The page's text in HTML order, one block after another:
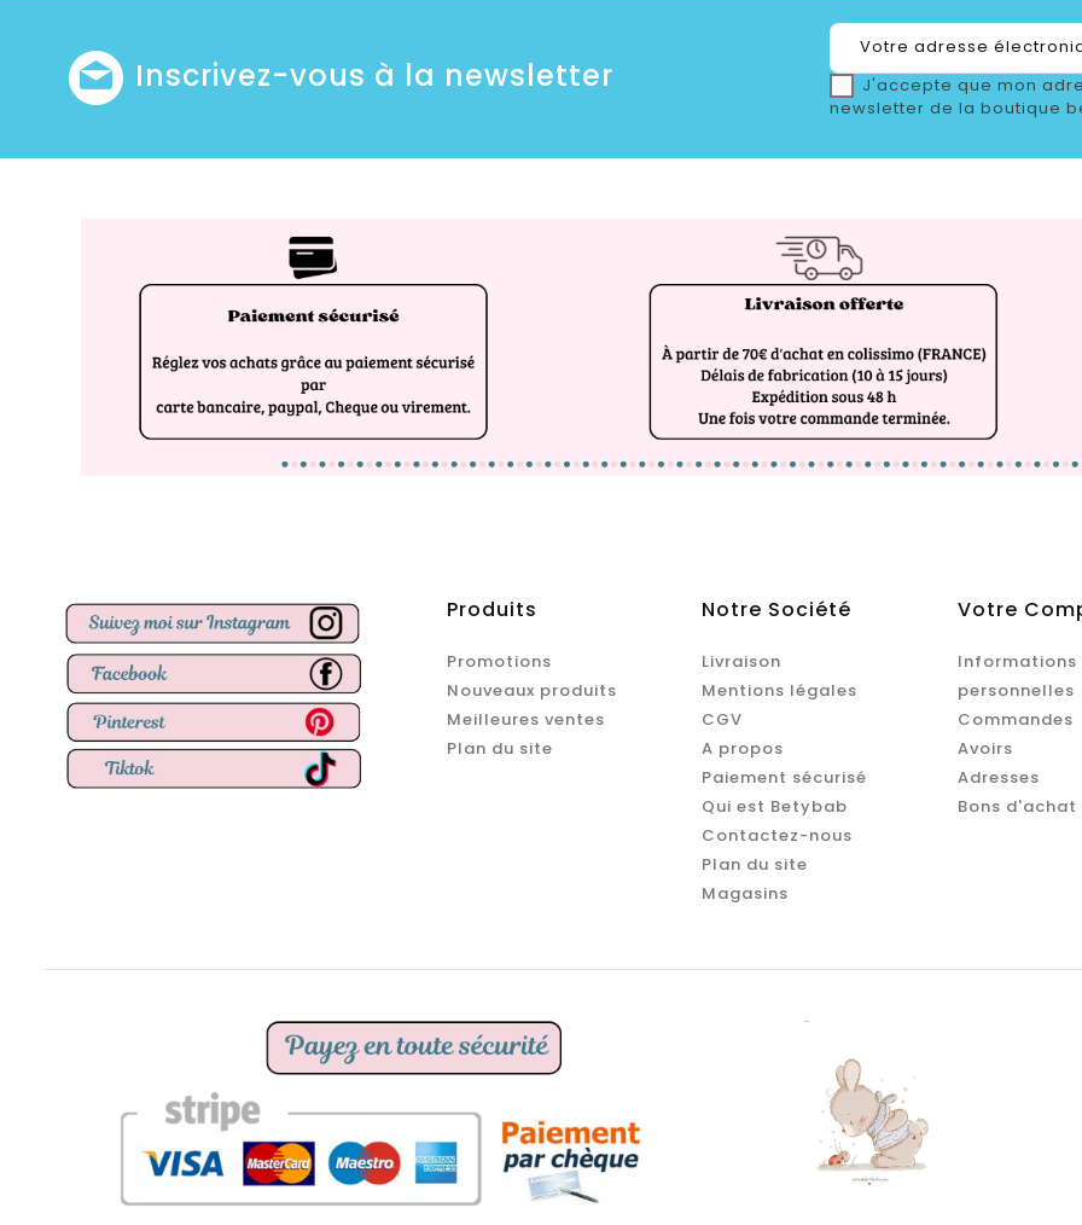
Inscrivez-vous à la newsletter
J'accepte que mon
newsletter de la boutique
Produits
Promotions
Nouveaux produits
Meilleures ventes
Plan du site
Notre Société
Livraison
Mentions légales
CGV
A propos
Paiement sécurisé
Qui est Betybab
Contactez-nous
Plan du site
Magasins
Votre
Informations
personnelles
Commandes
Avoirs
Adresses
Bons d'achat